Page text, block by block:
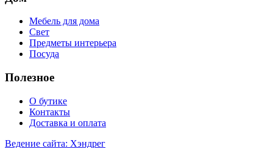
Мебель для дома
Свет
Предметы интерьера
Посуда
Полезное
О бутике
Контакты
Доставка и оплата
Ведение сайта: Хэндрег